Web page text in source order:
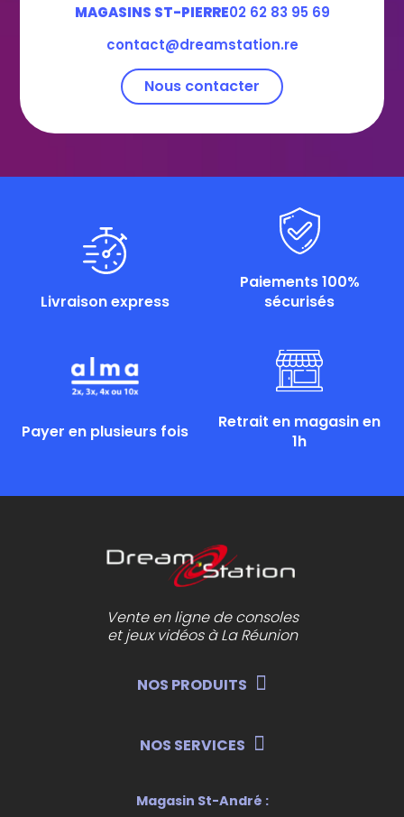
MAGASINS ST-PIERRE02 62 83 95 69
contact@dreamstation.re
Nous contacter
Livraison express
Paiements 100%
sécurisés
Payer en plusieurs fois
Retrait en magasin en
1h
Vente en ligne de consoles
et jeux vidéos à La Réunion
NOS PRODUITS
NOS SERVICES
Magasin St-André :